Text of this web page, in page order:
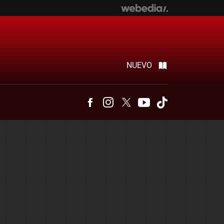
NUEVO
FacebookInstagram
Twitter Youtube